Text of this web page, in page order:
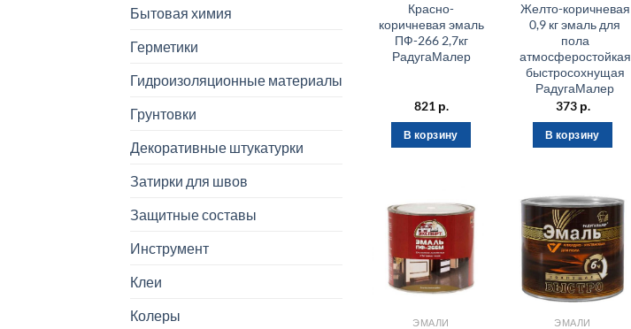
Бытовая химия
Герметики
Гидроизоляционные материалы
Грунтовки
Декоративные штукатурки
Затирки для швов
Защитные составы
Инструмент
Клеи
Колеры
Красно-
коричневая эмаль
ПФ-266 2,7кг
РадугаМалер
821 р.
В корзину
Желто-коричневая
0,9 кг эмаль для
пола
атмосферостойкая
быстросохнущая
РадугаМалер
373 р.
В корзину
ЭМАЛИ ЭМАЛИ